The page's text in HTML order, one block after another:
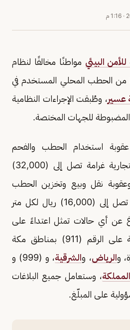
· 1:16 م
البيئي مواطنًا مخالفًا لنظام
من الحطب المحلي المستخدم في
عسير، وطُبقت الإجراءات النظامية
للجهات المختصة.
استخدام الحطب والفحم
المحليين في الأنشطة التجارية غرامة تصل إلى (32,000)
نقل وبيع وتخزين الحطب
والفحم المحليين غرامة تصل إلى (16,000) ريال لكل متر
عن أي حالات تمثل اعتداءً على
البيئة أو الحياة الفطرية على الرقم (911) بمناطق مكة
والرياض، والشرقية
، و (999) و
المملكة، وستعامل جميع البلاغات
على المبلّغ.